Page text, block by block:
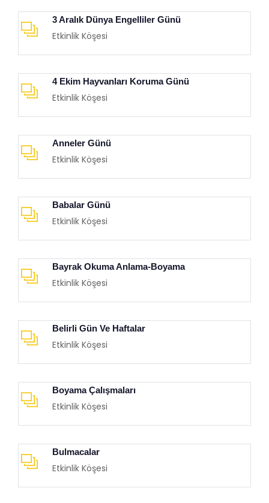
3 Aralık Dünya Engelliler Günü
Etkinlik Köşesi
4 Ekim Hayvanları Koruma Günü
Etkinlik Köşesi
Anneler Günü
Etkinlik Köşesi
Babalar Günü
Etkinlik Köşesi
Bayrak Okuma Anlama-Boyama
Etkinlik Köşesi
Belirli Gün Ve Haftalar
Etkinlik Köşesi
Boyama Çalışmaları
Etkinlik Köşesi
Bulmacalar
Etkinlik Köşesi